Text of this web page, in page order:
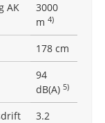
AK
3000
m 4)
178 cm
94
dB(A) 5)
3.2